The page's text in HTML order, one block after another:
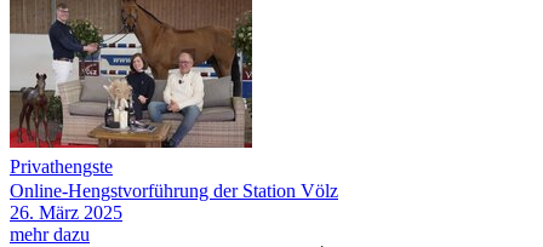
Privathengste
Online-Hengstvorführung der Station Völz
26. März 2025
mehr dazu